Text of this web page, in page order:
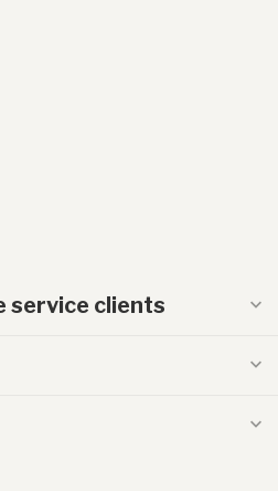
service clients